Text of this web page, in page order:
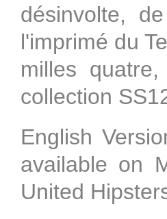
désinvolte,
l'imprimé du
milles
collection
English
available on
United